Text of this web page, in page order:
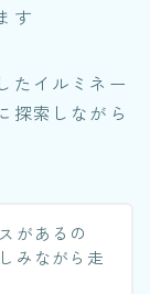
す
たイルミネー
探索しながら
があるの
みながら走